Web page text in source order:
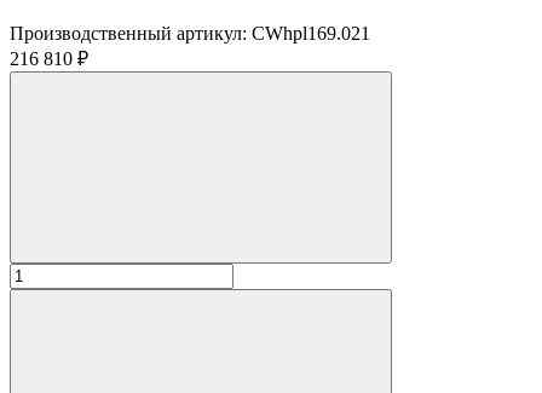
Производственный артикул: CWhpl169.021
216 810 ₽